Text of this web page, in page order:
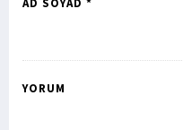
AD SOYAD *
YORUM